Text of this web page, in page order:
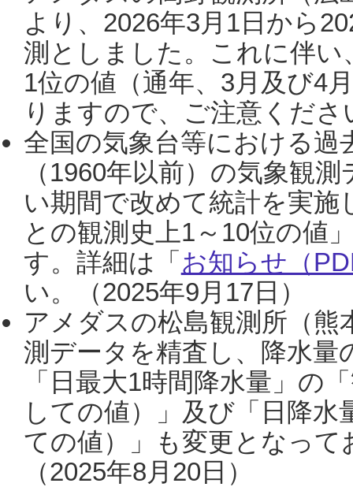
より、2026年3月1日から
測としました。これに伴い
1位の値（通年、3月及び4
りますので、ご注意くだ
全国の気象台等における過
（1960年以前）の気象観
い期間で改めて統計を実
との観測史上1～10位の値
す。詳細は「 お知らせ（
い。（2025年9月17日）
アメダスの松島観測所（熊
測データを精査し、降水
「日最大1時間降水量」の
しての値）」及び「日降
ての値）」も変更となっ
（2025年8月20日）